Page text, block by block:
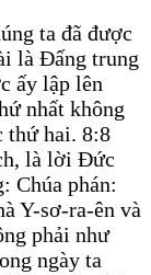
ta đã được
là Đấng trung
ấy lập lên
nhất không
thứ hai. 8:8
là lời Đức
Chúa phán:
Y-sơ-ra-ên và
phải như
ngày ta